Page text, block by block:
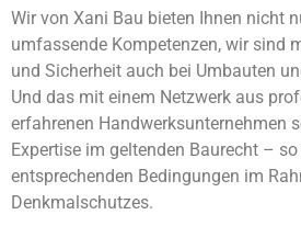
Wir von Xani Bau bieten Ihnen nicht
umfassende Kompetenzen, wir sind
und Sicherheit auch bei Umbauten
Und das mit einem Netzwerk aus
erfahrenen Handwerksunternehmen
Expertise im geltenden Baurecht –
entsprechenden Bedingungen im
Denkmalschutzes.